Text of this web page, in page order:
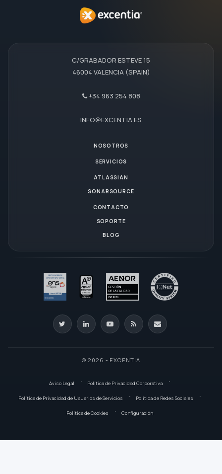
C/GRABADOR ESTEVE 15
46004 VALENCIA (SPAIN)
+34 963 254 808
INFO@EXCENTIA.ES
NOSOTROS
SERVICIOS
ATLASSIAN
SONARSOURCE
CONTACTO
SOPORTE
BLOG
© 2026 - EXCENTIA
Aviso Legal Política de Privacidad Corporativa
Política de Privacidad de Usuarios de Servicios Política de Redes Sociales
Política de Cookies Configuración